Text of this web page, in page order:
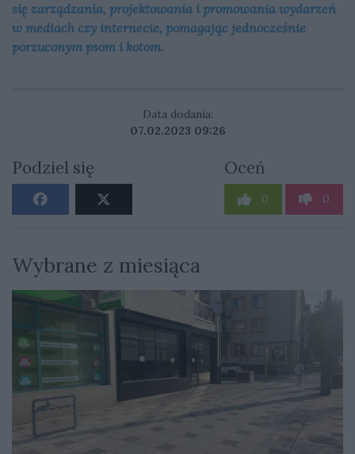
się zarządzania, projektowania i promowania wydarzeń
w mediach czy internecie, pomagając jednocześnie
porzuconym psom i kotom.
Data dodania:
07.02.2023 09:26
Podziel się Oceń
0 0
Wybrane z miesiąca